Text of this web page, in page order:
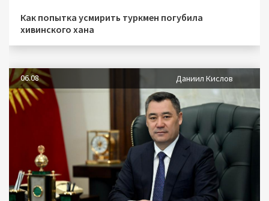
Как попытка усмирить туркмен погубила
хивинского хана
06.08 Даниил Кислов